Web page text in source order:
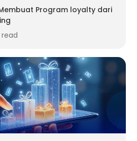
Program loyalty dari
read